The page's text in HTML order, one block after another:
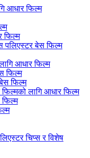
आधार फिल्म
फिल्म
पलिएस्टर बेस फिल्म
आधार फिल्म
फिल्म
फिल्म
फिल्मको लागि आधार फिल्म
चिप्स र विशेष